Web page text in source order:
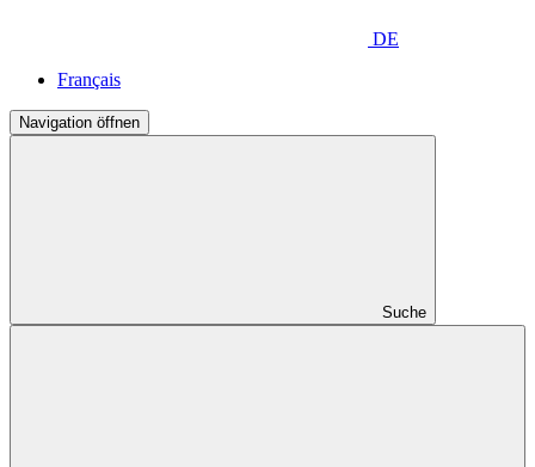
DE
Français
Navigation öffnen
Suche